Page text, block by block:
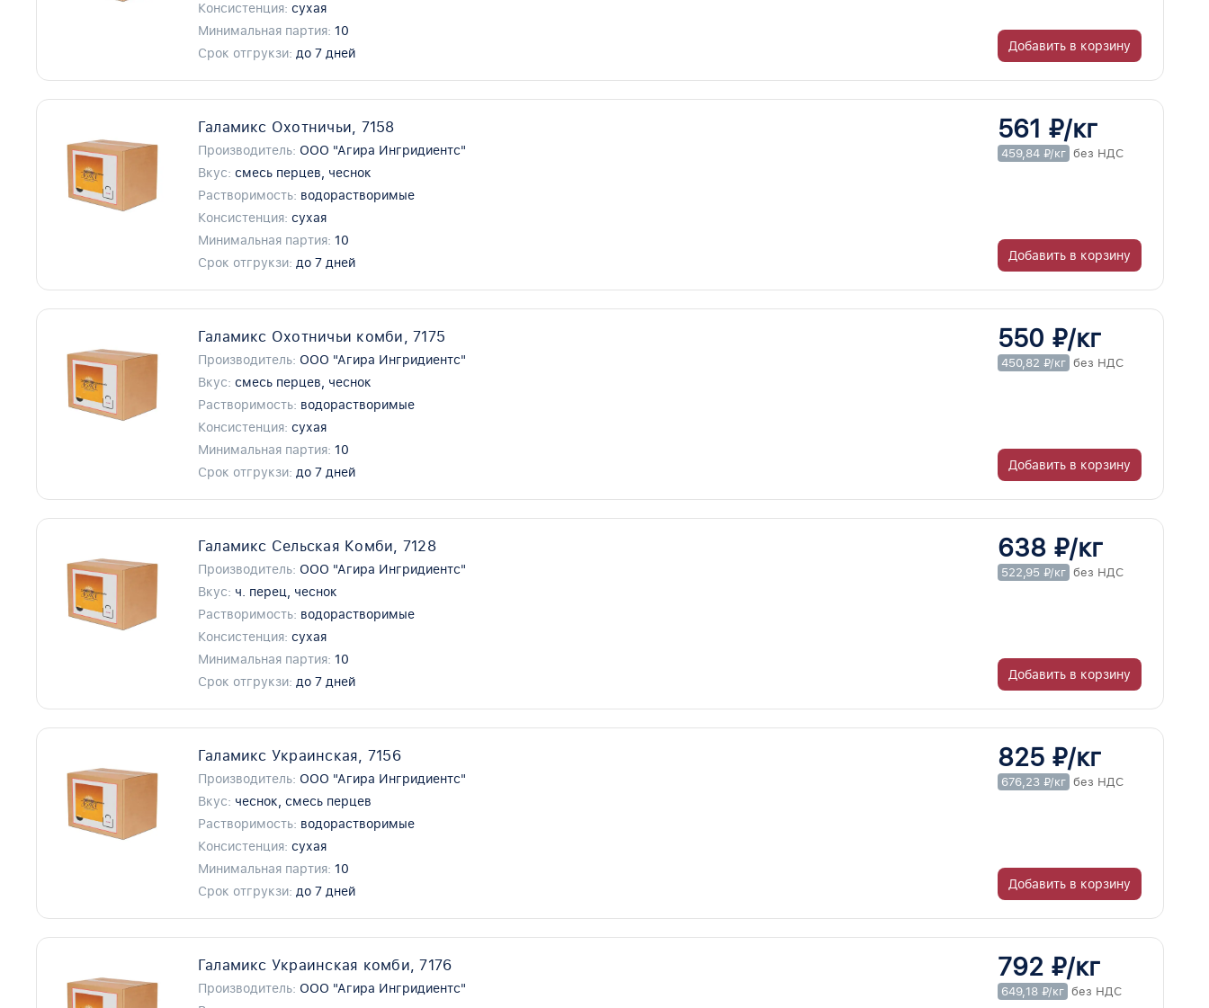
Консистенция: сухая
Минимальная партия: 10
Срок отгрукзи: до 7 дней Добавить в корзину
Галамикс Охотничьи, 7158
Производитель: ООО "Агира Ингридиентс"
Вкус: смесь перцев, чеснок
Растворимость: водорастворимые
Консистенция: сухая
Минимальная партия: 10
Срок отгрукзи: до 7 дней
561 ₽/кг
459,84 ₽/кг без НДС
Добавить в корзину
Галамикс Охотничьи комби, 7175
Производитель: ООО "Агира Ингридиентс"
Вкус: смесь перцев, чеснок
Растворимость: водорастворимые
Консистенция: сухая
Минимальная партия: 10
Срок отгрукзи: до 7 дней
550 ₽/кг
450,82 ₽/кг без НДС
Добавить в корзину
Галамикс Сельская Комби, 7128
Производитель: ООО "Агира Ингридиентс"
Вкус: ч. перец, чеснок
Растворимость: водорастворимые
Консистенция: сухая
Минимальная партия: 10
Срок отгрукзи: до 7 дней
638 ₽/кг
522,95 ₽/кг без НДС
Добавить в корзину
Галамикс Украинская, 7156
Производитель: ООО "Агира Ингридиентс"
Вкус: чеснок, смесь перцев
Растворимость: водорастворимые
Консистенция: сухая
Минимальная партия: 10
Срок отгрукзи: до 7 дней
825 ₽/кг
676,23 ₽/кг без НДС
Добавить в корзину
Галамикс Украинская комби, 7176
Производитель: ООО "Агира Ингридиентс"
792 ₽/кг
649,18 ₽/кг без НДС